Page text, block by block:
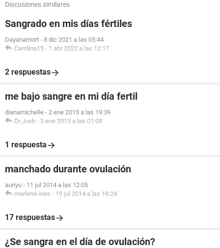
Discusiones similares
Sangrado en mis días fértiles
Dayanamort - 8 dic 2021 a las 05:44
Carolina15 - 1 abr 2022 a las 12:17
2 respuestas
me bajo sangre en mi día fertil
dianamichelle - 2 ene 2015 a las 19:39
Dr.Josh - 3 ene 2015 a las 01:08
1 respuesta
manchado durante ovulación
auriyu - 11 jul 2014 a las 12:05
marlene-ines - 19 jul 2014 a las 16:24
17 respuestas
¿Se sangra en el día de ovulación?